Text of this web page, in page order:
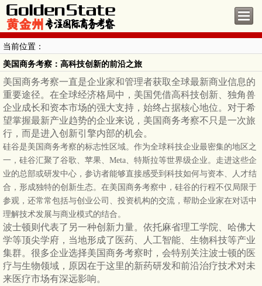
当前位置：
美国商务考察：高科技创新的前沿之旅
美国商务考察一直是企业家和管理者获取全球最新商业信息的
重要途径。在全球经济格局中，美国凭借高科技创新、独角兽
企业成长和资本市场的强大支持，始终占据核心地位。对于希
望掌握最新产业趋势的企业来说，美国商务考察不只是一次旅
行，而是进入创新引擎内部的机会。
硅谷是美国商务考察的标志性区域。作为全球科技企业最密集的地区之
一，硅谷汇聚了谷歌、苹果、 Meta、特斯拉等世界级企业。走进这些企
业的总部或研发中心，参访者能够直接感受到科技如何与资本、人才结
合，形成独特的创新生态。在美国商务考察中，硅谷的行程不仅局限于
参观，还常常包括与创业公司、投资机构的交流，帮助企业家在对话中
理解技术发展与商业模式的结合。
波士顿则代表了另一种创新力量。依托麻省理工学院、哈佛大
学等顶尖学府，当地形成了医药、人工智能、生物科技等产业
集群。很多企业选择美国商务考察时，会特别关注波士顿的医
疗与生物领域，原因在于这里的新药研发和前沿治疗技术对未
来医疗市场有深远影响。